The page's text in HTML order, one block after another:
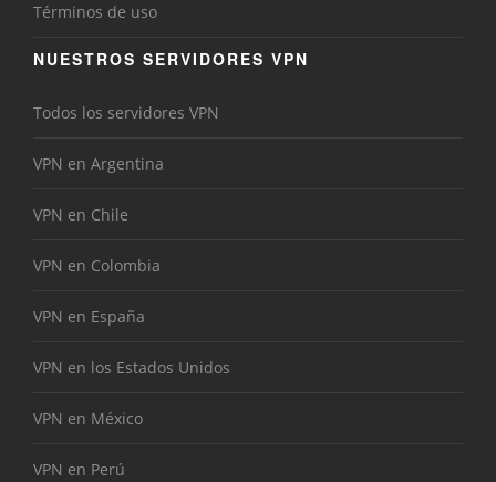
Términos de uso
NUESTROS SERVIDORES VPN
Todos los servidores VPN
VPN en Argentina
VPN en Chile
VPN en Colombia
VPN en España
VPN en los Estados Unidos
VPN en México
VPN en Perú